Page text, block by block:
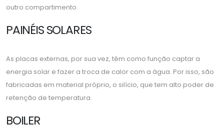
outro compartimento.
PAINÉIS SOLARES
As placas externas, por sua vez, têm como função captar a
energia solar e fazer a troca de calor com a água. Por isso, são
fabricadas em material próprio, o silício, que tem alto poder de
retenção de temperatura.
BOILER